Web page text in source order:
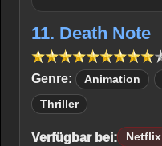
11. Death Note
Genre:
Animation
Thriller
Verfügbar bei:
Netflix